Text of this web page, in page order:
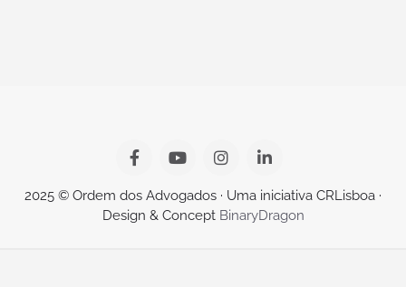
2025 © Ordem dos Advogados · Uma iniciativa CRLisboa ·
Design & Concept BinaryDragon